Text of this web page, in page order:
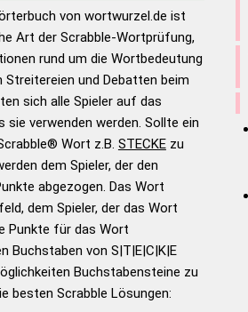
Hilfe eines semantischen
gute Anhaltspunkte zu
und Wortform, um die
für das Scrabble-Spiel zu
Turnier Scrabble-
– Standardwerk in 12
Duden – Richtiges und gutes
Deutsch
– Die deutsche Grammatik
– Deutsches
von wortwurzel.de ist
Art der Scrabble-Wortprüfung,
rund um die Wortbedeutung
Streitereien und Debatten beim
sich alle Spieler auf das
sie verwenden werden. Sollte ein
Wort z.B. STECKEzu
dem Spieler, der den
abgezogen. Das Wort
dem Spieler, der das Wort
Punkte für das Wort
Buchstaben von S|T|E|C|K|E
Buchstabensteine zu
besten Scrabble Lösungen: